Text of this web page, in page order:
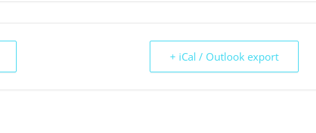
+ iCal / Outlook export